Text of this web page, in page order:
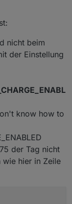
nicht beim
der Einstellung
know how to
der Tag nicht
hier in Zeile